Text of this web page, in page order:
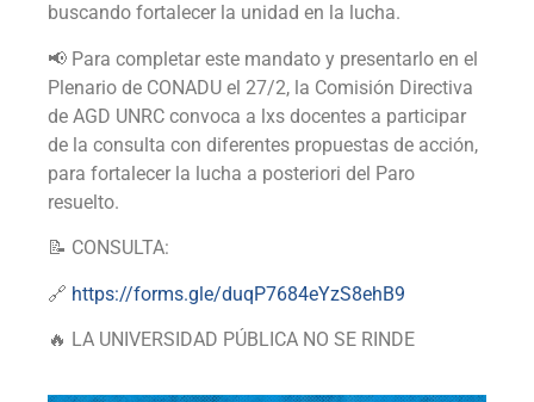
buscando fortalecer la unidad en la lucha.
📢 Para completar este mandato y presentarlo en el
Plenario de CONADU el 27/2, la Comisión Directiva
de AGD UNRC convoca a lxs docentes a participar
de la consulta con diferentes propuestas de acción,
para fortalecer la lucha a posteriori del Paro
resuelto.
📝 CONSULTA:
🔗 https://forms.gle/duqP7684eYzS8ehB9
🔥 LA UNIVERSIDAD PÚBLICA NO SE RINDE